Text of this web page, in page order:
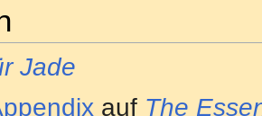
Jade
auf The